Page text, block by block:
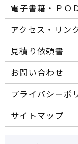
電子書籍・ＰＯ
アクセス・リン
見積り依頼書
お問い合わせ
プライバシーポ
サイトマップ